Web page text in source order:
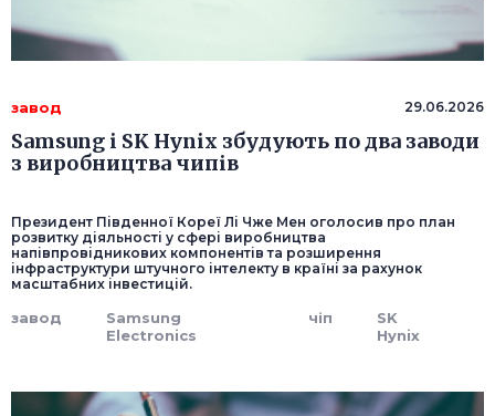
завод 29.06.2026
Samsung і SK Hynix збудують по два заводи
з виробництва чипів
Президент Південної Кореї Лі Чже Мен оголосив про план
розвитку діяльності у сфері виробництва
напівпровідникових компонентів та розширення
інфраструктури штучного інтелекту в країні за рахунок
масштабних інвестицій.
завод
Samsung
Electronics
чіп
SK
Hynix